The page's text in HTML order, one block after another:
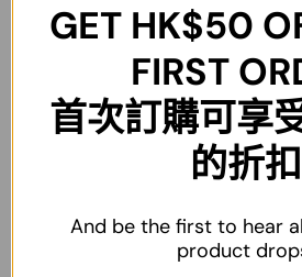
我的帳戶
我的地址
退換
條款
台灣
GET HK$50
FIRST
首次訂購可享
的折扣
And be the first to hear
product